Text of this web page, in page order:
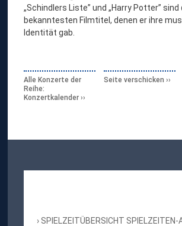
„Schindlers Liste” und „Harry Potter” sind
bekanntesten Filmtitel, denen er ihre
Identität gab.
Alle Konzerte der
Reihe:
Konzertkalender
Seite verschicken
SPIELZEITÜBERSICHT SPIELZEITEN-